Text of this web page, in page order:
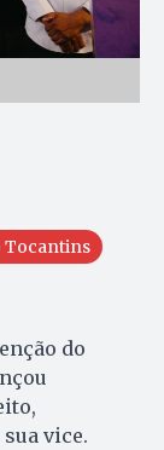
Tocantins
do
vice.